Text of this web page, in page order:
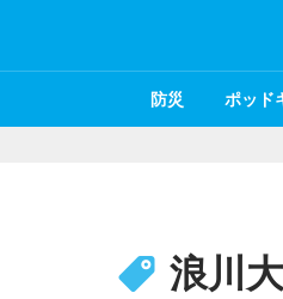
防災 ポッド
浪川